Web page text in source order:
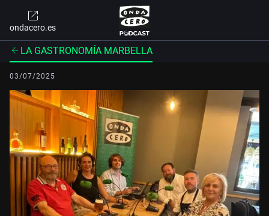
ondacero.es
LA GASTRONOMÍA MARBELLA
03/07/2025